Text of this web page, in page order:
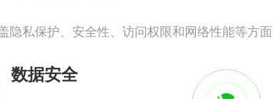
隐私保护、安全性、访问权限和网络性能等方面
数据安全